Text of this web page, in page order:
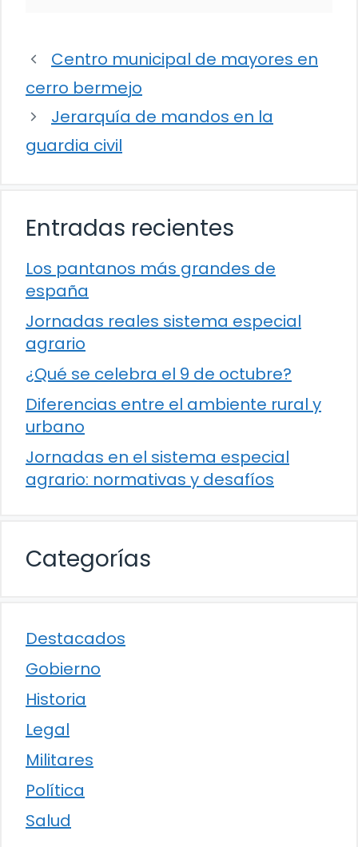
Centro municipal de mayores en
cerro bermejo
Jerarquía de mandos en la
guardia civil
Entradas recientes
Los pantanos más grandes de
españa
Jornadas reales sistema especial
agrario
¿Qué se celebra el 9 de octubre?
Diferencias entre el ambiente rural y
urbano
Jornadas en el sistema especial
agrario: normativas y desafíos
Categorías
Destacados
Gobierno
Historia
Legal
Militares
Política
Salud